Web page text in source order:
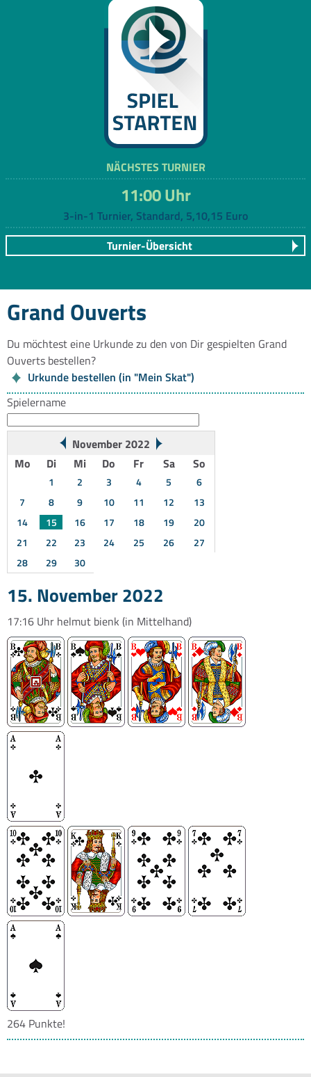
NÄCHSTES TURNIER
11:00 Uhr
3-in-1 Turnier, Standard, 5,10,15 Euro
Turnier-Übersicht
Grand Ouverts
Du möchtest eine Urkunde zu den von Dir gespielten Grand
Ouverts bestellen?
Urkunde bestellen (in "Mein Skat")
Spielername
November 2022
Mo
Di Mi Do Fr Sa So
1 2 3 4 5
6
7
8 9 10 11 12
13
14
15 16 17 18 19
20
21
22 23 24 25 26
27
28
29 30
15. November 2022
17:16 Uhr helmut bienk (in Mittelhand)
264 Punkte!